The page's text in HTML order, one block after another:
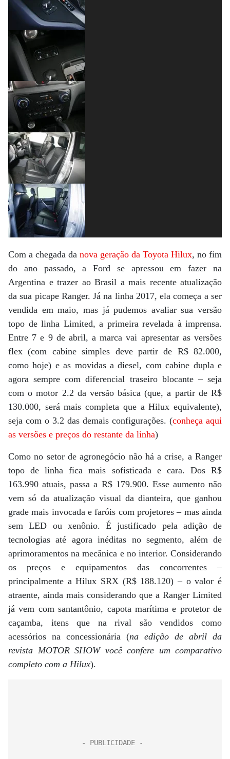
Com a chegada da nova geração da Toyota Hilux, no fim
do ano passado, a Ford se apressou em fazer na
Argentina e trazer ao Brasil a mais recente atualização
da sua picape Ranger. Já na linha 2017, ela começa a ser
vendida em maio, mas já pudemos avaliar sua versão
topo de linha Limited, a primeira revelada à imprensa.
Entre 7 e 9 de abril, a marca vai apresentar as versões
flex (com cabine simples deve partir de R$ 82.000,
como hoje) e as movidas a diesel, com cabine dupla e
agora sempre com diferencial traseiro blocante – seja
com o motor 2.2 da versão básica (que, a partir de R$
130.000, será mais completa que a Hilux equivalente),
seja com o 3.2 das demais configurações. (conheça aqui
as versões e preços do restante da linha)
Como no setor de agronegócio não há a crise, a Ranger
topo de linha fica mais sofisticada e cara. Dos R$
163.990 atuais, passa a R$ 179.900. Esse aumento não
vem só da atualização visual da dianteira, que ganhou
grade mais invocada e faróis com projetores – mas ainda
sem LED ou xenônio. É justificado pela adição de
tecnologias até agora inéditas no segmento, além de
aprimoramentos na mecânica e no interior. Considerando
os preços e equipamentos das concorrentes –
principalmente a Hilux SRX (R$ 188.120) – o valor é
atraente, ainda mais considerando que a Ranger Limited
já vem com santantônio, capota marítima e protetor de
caçamba, itens que na rival são vendidos como
acessórios na concessionária (na edição de abril da
revista MOTOR SHOW você confere um comparativo
completo com a Hilux).